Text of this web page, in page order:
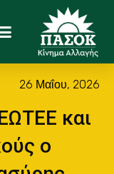
26 Μαΐου, 2026
και
ο